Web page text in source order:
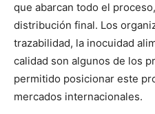
que abarcan todo el
distribución final. Los
trazabilidad, la inocuidad
calidad son algunos de los
permitido posicionar este
mercados internacionales.